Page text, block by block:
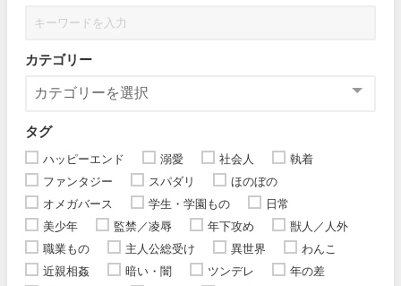
カテゴリー
タグ
ハッピーエンド 溺愛 社会人
執着
ファンタジー
スパダリ
ほのぼの
オメガバース
学生・学園もの
日常
美少年
監禁／凌辱 年下攻め
獣人／人外
職業もの
主人公総受け 異世界
わんこ
近親相姦
暗い・闇 ツンデレ
年の差